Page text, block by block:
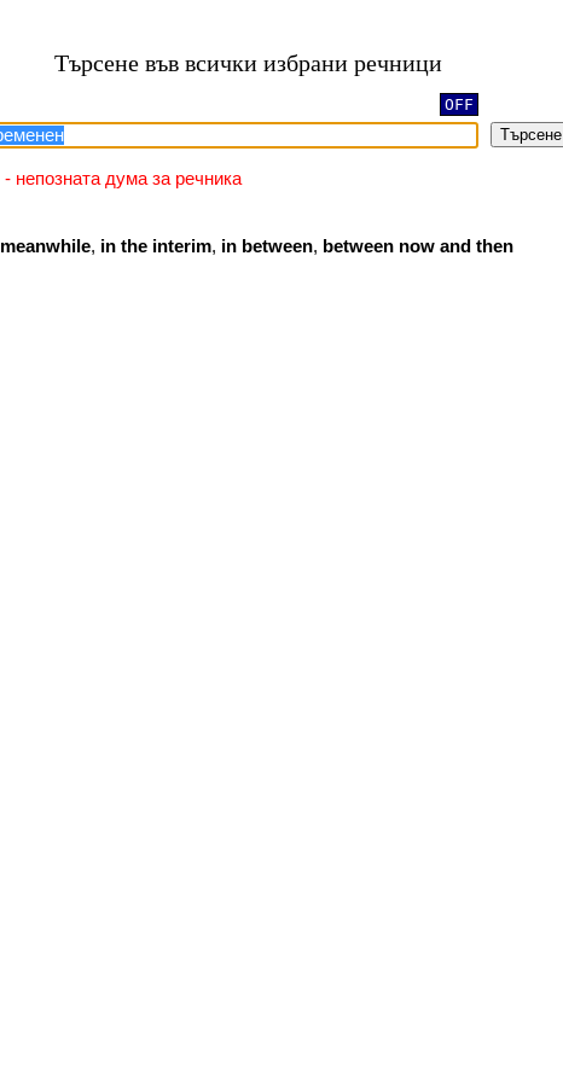
Търсене във всички избрани речници
OFF
Търсене
- непозната дума за речника
meanwhile, in the interim, in between, between now and then